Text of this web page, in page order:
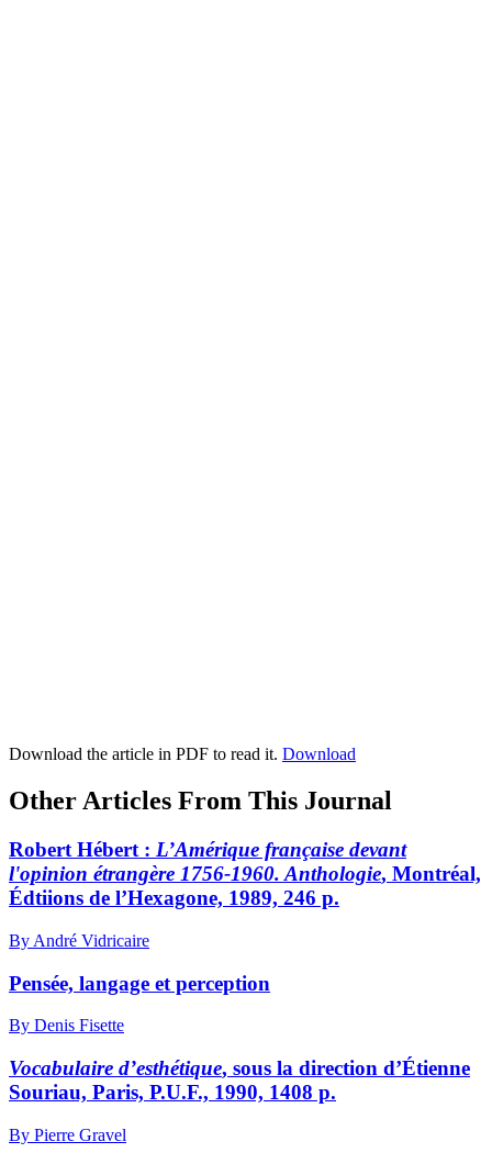
Download the article in PDF to read it. Download
Other Articles From This Journal
Robert Hébert : L’Amérique française devant
l'opinion étrangère 1756-1960. Anthologie, Montréal,
Édtiions de l’Hexagone, 1989, 246 p.
By André Vidricaire
Pensée, langage et perception
By Denis Fisette
Vocabulaire d’esthétique, sous la direction d’Étienne
Souriau, Paris, P.U.F., 1990, 1408 p.
By Pierre Gravel